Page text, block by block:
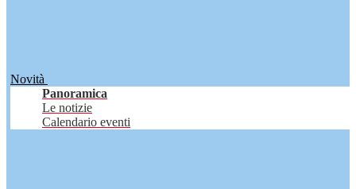
Novità
Panoramica
Le notizie
Calendario eventi